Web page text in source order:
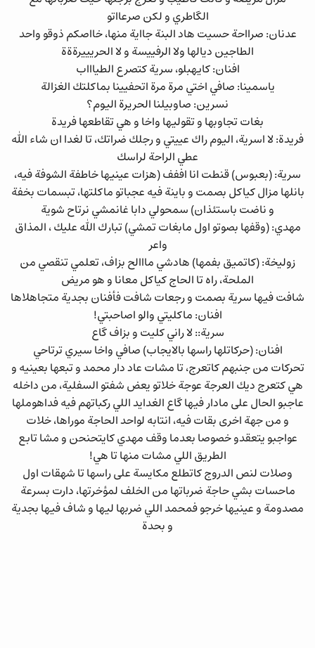
الگاطري و لكن صرعااتو
عدنان: صرااحة حسيت هاد البنة جااية منها، خااصكم ذوقو واحد
الطاجين ديالها ولا الرفييسة و لا الحريييرةةة
افنان: كايهبلو، سرية كتصرع الطياااب
ياسمينا: صافي اختي مرة مرة اتحفيينا بماكلتك الغزالة
نسرين: صاوبيلنا الحريرة اليوم؟
بغات تجاوبها و تقوليها واخا و هي تقاطعها فريدة
فريدة: لا اسرية، اليوم راك عييتي و رجلك ضراتك، تا لغدا ان شاء الله
عطي الراحة لراسك
سرية: (بعبوس) قنطت انا اففف (هزات عينيها خاطفة الشوفة فيه،
بانلها مزال كياكل بصمت و باينة فيه عجباتو ماكلتها، تبسمات بخفة
و ناضت باستئذان) سمحولي دابا غانمشي نرتاح شوية
مهدي: (وقفها بصوتو اول مابغات تمشي) تبارك الله عليك ، المذاق
واعر
زوليخة: (كاتميق بفمها) هادشي مااالح بزاف، تعلمي تنقصي من
الملحة، راه تا الحاج كياكل معانا و هو مريض
شافت فيها سرية بصمت و رجعات شافت فأفنان بجدية متجاهلاها
افنان: ماكليتي والو اصاحبتي!
سرية:: لا راني كليت و بزاف گاع
افنان: (حركاتلها راسها بالايجاب) صافي واخا سيري ترتاحي
تحركات من جنبهم كاتعرج، تا مشات عاد دار محمد و تبعها بعينيه و
هي كتعرج ديك العرجة عوجة خلاتو يعض شفتو السفلية، من داخله
عاجبو الحال على مادار فيها گاع الغدايد اللي ركباتهم فيه فداهوملها
و من جهة اخرى بقات فيه، انتابه لواحد الحاجة موراها، خلات
عواجبو يتعقدو خصوصا بعدما وقف مهدي كايتحنحن و مشا تابع
الطريق اللي مشات منها تا هي!
وصلات لنص الدروج كاتطلع مكايسة على راسها تا شهقات اول
ماحسات بشي حاجة ضرباتها من الخلف لمؤخرتها، دارت بسرعة
مصدومة و عينيها خرجو فمحمد اللي ضربها ليها و شاف فيها بجدية
و بحدة